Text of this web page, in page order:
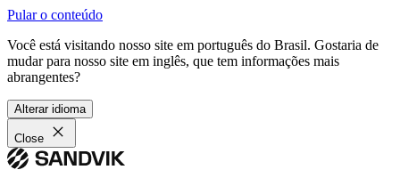
Pular o conteúdo
Você está visitando nosso site em português do Brasil. Gostaria de
mudar para nosso site em inglês, que tem informações mais
abrangentes?
Alterar idioma
Close